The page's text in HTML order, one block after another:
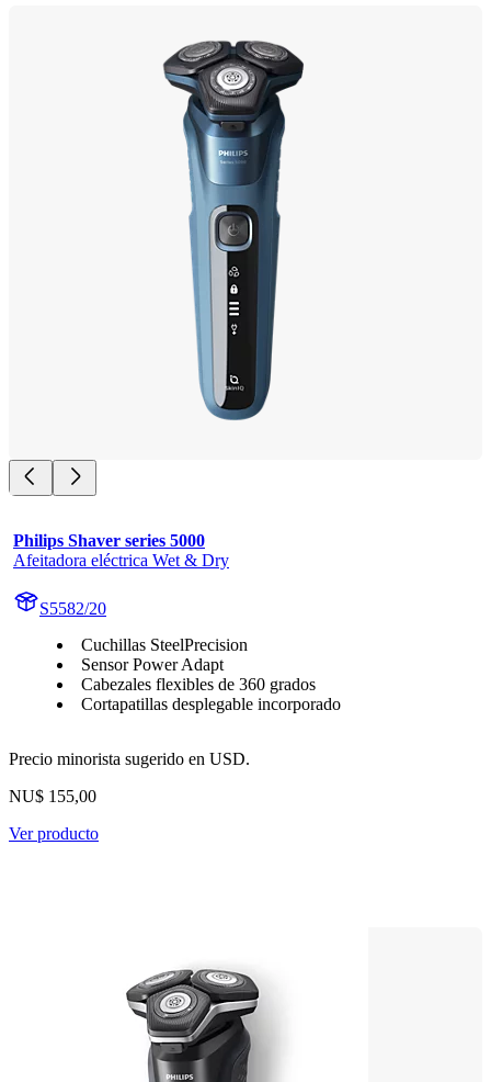
Philips Shaver series 5000
Afeitadora eléctrica Wet & Dry
S5582/20
Cuchillas SteelPrecision
Sensor Power Adapt
Cabezales flexibles de 360 grados
Cortapatillas desplegable incorporado
Precio minorista sugerido en USD.
NU$ 155,00
Ver producto